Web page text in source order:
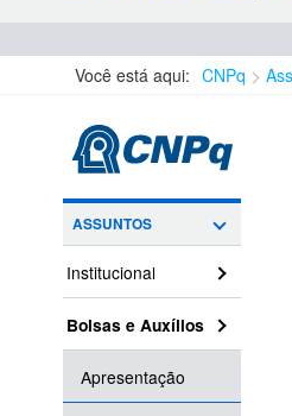
Você está aqui: CNPq
ASSUNTOS
Institucional
Bolsas e Auxílios
Apresentação